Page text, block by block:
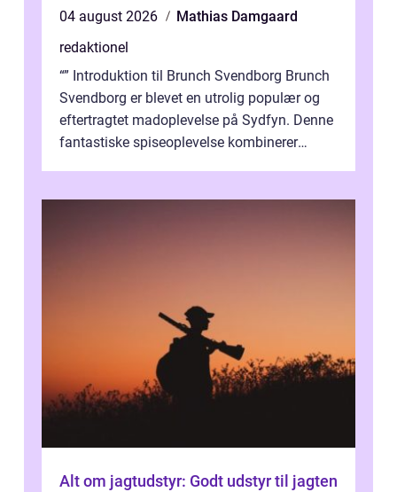
04 august 2026
Mathias Damgaard
redaktionel
“” Introduktion til Brunch Svendborg Brunch
Svendborg er blevet en utrolig populær og
eftertragtet madoplevelse på Sydfyn. Denne
fantastiske spiseoplevelse kombinerer
Alt om jagtudstyr: Godt udstyr til jagten